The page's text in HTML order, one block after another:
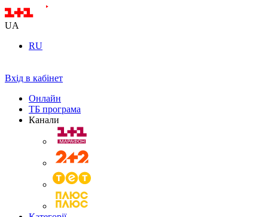
UA
RU
Вхід в кабінет
Онлайн
ТБ програма
Канали